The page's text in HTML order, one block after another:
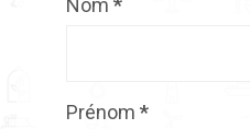
Nom *
Prénom *